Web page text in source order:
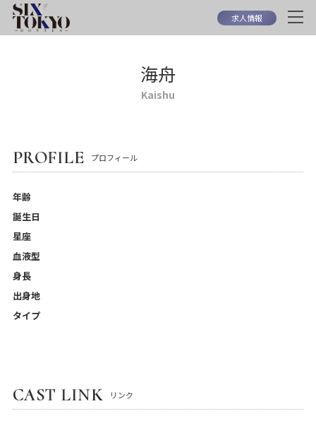
求人情報
海舟
Kaishu
PROFILE プロフィール
年齢
誕生日
星座
血液型
身長
出身地
タイプ
CAST LINK リンク